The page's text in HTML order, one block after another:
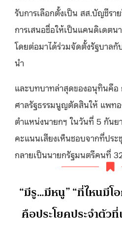
รับการเลือกตั้งเป็น สส.บัญชีรา
การเสนอชื่อให้เป็นแคนดิเดตน
โดยต่อมาได้ร่วมจัดตั้งรัฐบาล
นำ
และบทบาทล่าสุดของอนุทินคือ
ศาลรัฐธรรมนูญตัดสินให้ แพท
ตำแหน่งนายกฯ ในวันที่ 5 กัน
คะแนนเสียงเห็นชอบจากที่ประ
กลายเป็นนายกรัฐมนตรีคนที่
“มีรู…มีหนู” “ที่ไหนมี
คือประโยคประจำตั